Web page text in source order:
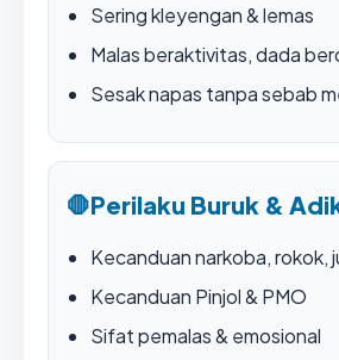
Sering kleyengan & lemas
Malas beraktivitas, dada
Sesak napas tanpa sebab
🛑Perilaku Buruk &
Kecanduan narkoba, rokok,
Kecanduan Pinjol & PMO
Sifat pemalas & emosional